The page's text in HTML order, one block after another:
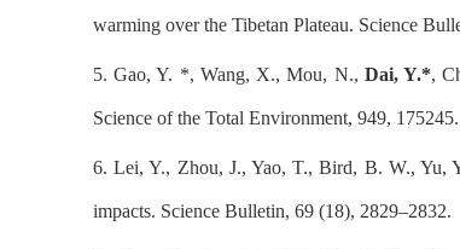
warming over the Tibetan Plateau. Science
5. Gao, Y. *, Wang, X., Mou, N., Dai, Y.*,
Science of the Total Environment, 949, 175245.
6. Lei, Y., Zhou, J., Yao, T., Bird, B. W., Yu,
impacts. Science Bulletin, 69 (18), 2829–2832.